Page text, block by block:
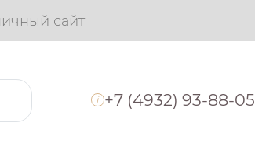
сайт
i +7 (4932) 93-88-05